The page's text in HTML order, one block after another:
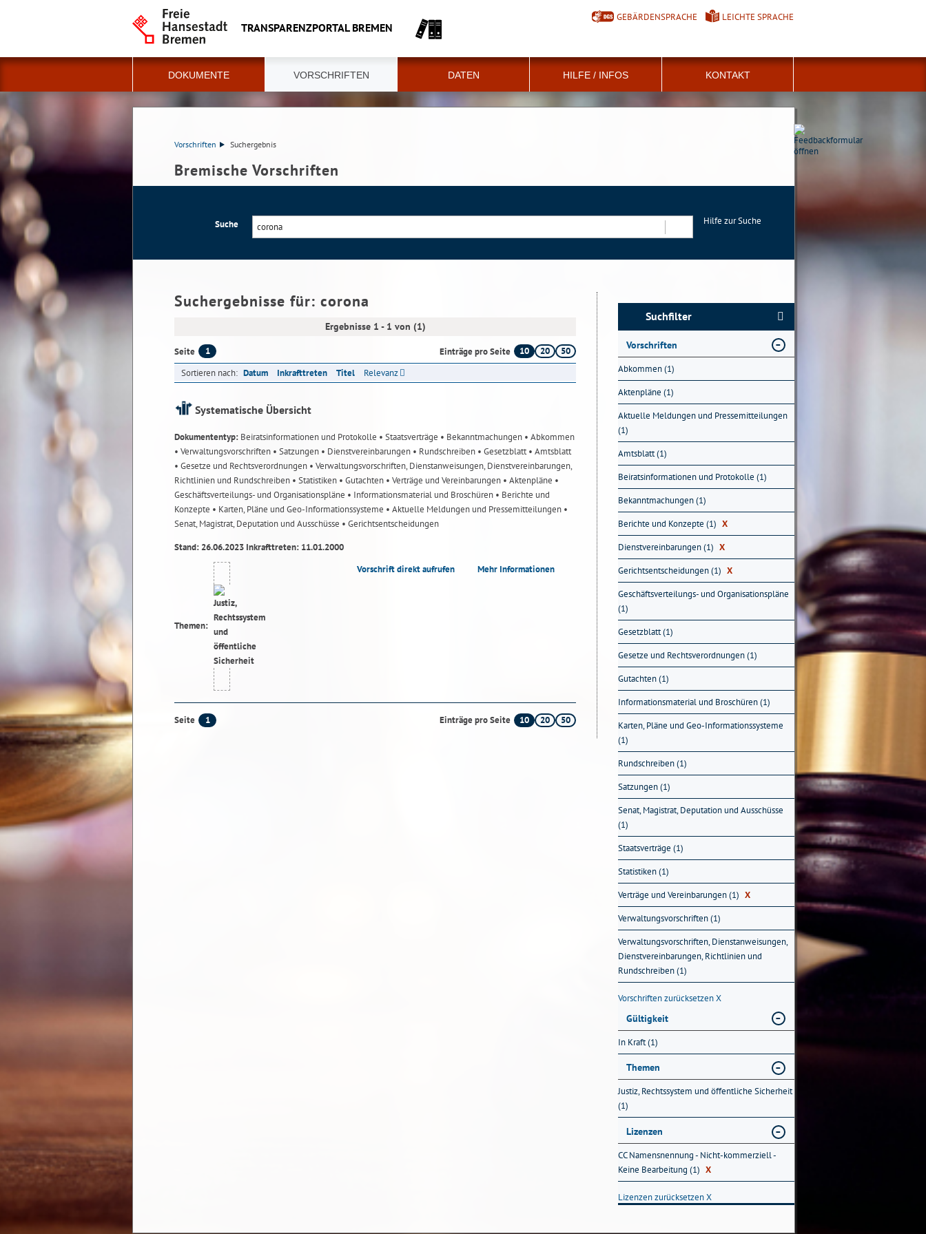
TRANSPARENZPORTAL BREMEN
GEBÄRDENSPRACHE LEICHTE SPRACHE
DOKUMENTE VORSCHRIFTEN DATEN HILFE / INFOS KONTAKT
Vorschriften Suchergebnis
Bremische Vorschriften
Suche
Hilfe zur Suche
Suchergebnisse für: corona
Ergebnisse 1 - 1 von (1)
Seite 1 Einträge pro Seite 10 20
50
Sortieren nach: Datum Inkrafttreten Titel Relevanz
Systematische Übersicht
Dokumententyp: Beiratsinformationen und Protokolle • Staatsverträge • Bekanntmachungen • Abkommen
• Verwaltungsvorschriften • Satzungen • Dienstvereinbarungen • Rundschreiben • Gesetzblatt• Amtsblatt
• Gesetze und Rechtsverordnungen • Verwaltungsvorschriften, Dienstanweisungen, Dienstvereinbarungen,
Richtlinien und Rundschreiben • Statistiken • Gutachten • Verträge und Vereinbarungen • Aktenpläne •
Geschäftsverteilungs- und Organisationspläne • Informationsmaterial und Broschüren • Berichte und
Konzepte • Karten, Pläne und Geo-Informationssysteme • Aktuelle Meldungen und Pressemitteilungen •
Senat, Magistrat, Deputation und Ausschüsse • Gerichtsentscheidungen
Stand: 26.06.2023 Inkrafttreten: 11.01.2000
Themen:
Vorschrift direkt aufrufen Mehr Informationen
Seite 1 Einträge pro Seite 10 20 50
Suchfilter
Vorschriften
Abkommen (1)
Aktenpläne (1)
Aktuelle Meldungen und Pressemitteilungen
(1)
Amtsblatt (1)
Beiratsinformationen und Protokolle (1)
Bekanntmachungen (1)
Berichte und Konzepte (1) X
Dienstvereinbarungen (1) X
Gerichtsentscheidungen (1) X
Geschäftsverteilungs- und Organisationspläne
(1)
Gesetzblatt (1)
Gesetze und Rechtsverordnungen (1)
Gutachten (1)
Informationsmaterial und Broschüren (1)
Karten, Pläne und Geo-Informationssysteme
(1)
Rundschreiben (1)
Satzungen (1)
Senat, Magistrat, Deputation und Ausschüsse
(1)
Staatsverträge (1)
Statistiken (1)
Verträge und Vereinbarungen (1) X
Verwaltungsvorschriften (1)
Verwaltungsvorschriften, Dienstanweisungen,
Dienstvereinbarungen, Richtlinien und
Rundschreiben (1)
Vorschriften zurücksetzenX
Gültigkeit
In Kraft (1)
Themen
Justiz, Rechtssystem und öffentliche Sicherheit
(1)
Lizenzen
CC Namensnennung - Nicht-kommerziell -
Keine Bearbeitung (1) X
Lizenzen zurücksetzenX